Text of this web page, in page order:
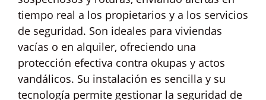
tiempo real a los propietarios y a los servicios
de seguridad. Son ideales para viviendas
vacías o en alquiler, ofreciendo una
protección efectiva contra okupas y actos
vandálicos. Su instalación es sencilla y su
tecnología permite gestionar la seguridad de